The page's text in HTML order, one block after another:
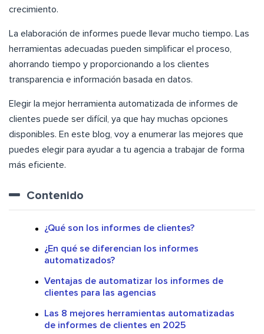
crecimiento.
La elaboración de informes puede llevar mucho tiempo. Las
herramientas adecuadas pueden simplificar el proceso,
ahorrando tiempo y proporcionando a los clientes
transparencia e información basada en datos.
Elegir la mejor herramienta automatizada de informes de
clientes puede ser difícil, ya que hay muchas opciones
disponibles. En este blog, voy a enumerar las mejores que
puedes elegir para ayudar a tu agencia a trabajar de forma
más eficiente.
Contenido
¿Qué son los informes de clientes?
¿En qué se diferencian los informes
automatizados?
Ventajas de automatizar los informes de
clientes para las agencias
Las 8 mejores herramientas automatizadas
de informes de clientes en 2025